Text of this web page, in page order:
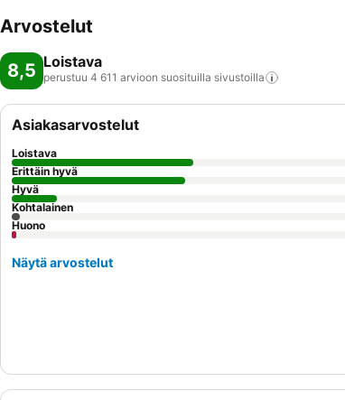
Arvostelut
8,5 Loistava
perustuu 4 611 arvioon suosituilla sivustoilla
Asiakasarvostelut
Loistava
Erittäin hyvä
Hyvä
Kohtalainen
Huono
Näytä arvostelut